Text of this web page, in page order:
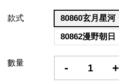
款式 80860玄月星河
80862漫野朝日
數量 - +